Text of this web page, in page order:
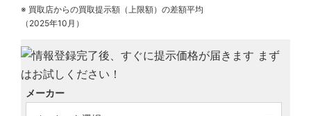
※ 買取店からの買取提示額（上限額）の差額平均
（2025年10月）
メーカー